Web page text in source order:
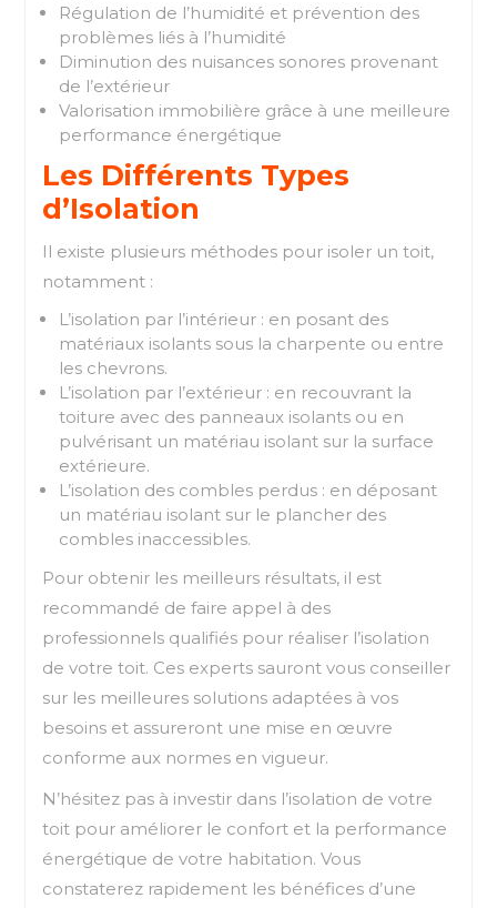
Régulation de l’humidité et prévention des
problèmes liés à l’humidité
Diminution des nuisances sonores provenant
de l’extérieur
Valorisation immobilière grâce à une meilleure
performance énergétique
Les Différents Types
d’Isolation
Il existe plusieurs méthodes pour isoler un toit,
notamment :
L’isolation par l’intérieur : en posant des
matériaux isolants sous la charpente ou entre
les chevrons.
L’isolation par l’extérieur : en recouvrant la
toiture avec des panneaux isolants ou en
pulvérisant un matériau isolant sur la surface
extérieure.
L’isolation des combles perdus : en déposant
un matériau isolant sur le plancher des
combles inaccessibles.
Pour obtenir les meilleurs résultats, il est
recommandé de faire appel à des
professionnels qualifiés pour réaliser l’isolation
de votre toit. Ces experts sauront vous conseiller
sur les meilleures solutions adaptées à vos
besoins et assureront une mise en œuvre
conforme aux normes en vigueur.
N’hésitez pas à investir dans l’isolation de votre
toit pour améliorer le confort et la performance
énergétique de votre habitation. Vous
constaterez rapidement les bénéfices d’une